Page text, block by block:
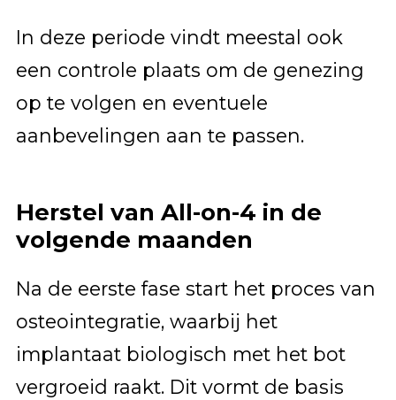
In deze periode vindt meestal ook
een controle plaats om de genezing
op te volgen en eventuele
aanbevelingen aan te passen.
Herstel van All-on-4 in de
volgende maanden
Na de eerste fase start het proces van
osteointegratie, waarbij het
implantaat biologisch met het bot
vergroeid raakt. Dit vormt de basis